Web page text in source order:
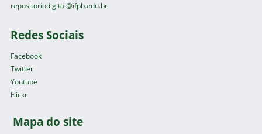
repositoriodigital@ifpb.edu.br
Redes Sociais
Facebook
Twitter
Youtube
Flickr
Mapa do site